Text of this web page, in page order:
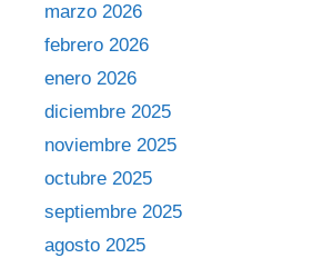
marzo 2026
febrero 2026
enero 2026
diciembre 2025
noviembre 2025
octubre 2025
septiembre 2025
agosto 2025